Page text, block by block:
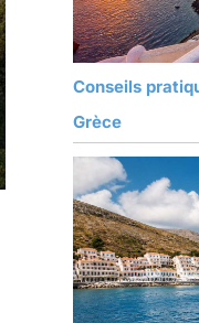
Conseils
Grèce